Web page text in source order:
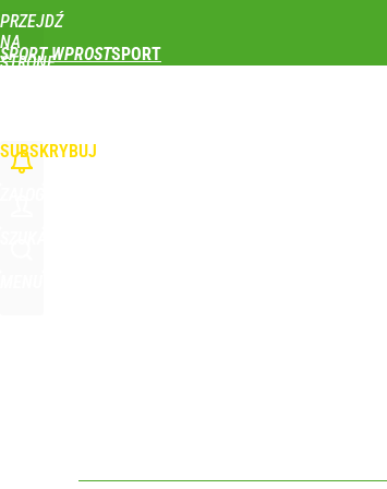
PRZEJDŹ
NA
STRONĘ
SPORT WPROST
SUBSKRYBUJ